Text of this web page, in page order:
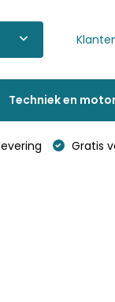
Techniek en
Gratis